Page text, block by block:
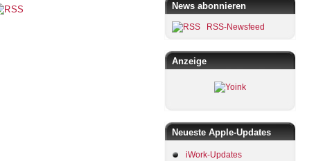
News abonnieren
RSS-Newsfeed
Anzeige
Neueste Apple-Updates
iWork-Updates